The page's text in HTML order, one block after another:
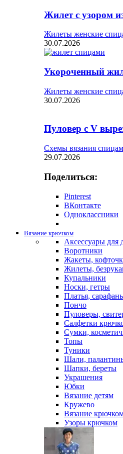
Жилет с узором
Жилеты женские
30.07.2026
Укороченный
Жилеты женские
30.07.2026
Пуловер с V
Схемы вязания
29.07.2026
Поделиться:
Pinterest
ВКонтакте
Одноклассники
Вязание крючком
Аксессуары для
Воротники
Жакеты,
Жилеты,
Купальники
Носки, гетры
Платья,
Пончо
Пуловеры,
Салфетки
Сумки,
Топы
Туники
Шали,
Шапки, береты
Украшения
Юбки
Вязание детям
Кружево
Вязание
Узоры крючком